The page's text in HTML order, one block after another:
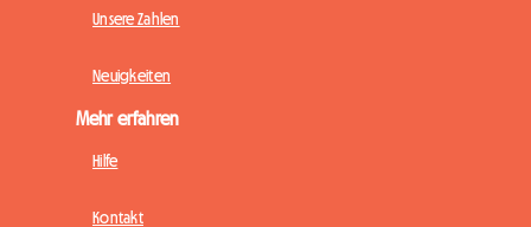
Unsere Zahlen
Neuigkeiten
Mehr erfahren
Hilfe
Kontakt